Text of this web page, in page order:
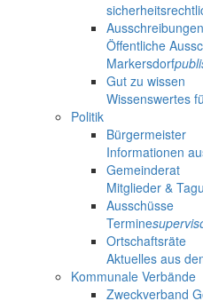
Ausschreibungen
Öffentliche
Markersdorf
Gut zu wissen
Wissenswertes
Politik
Bürgermeister
Informationen
Gemeinderat
Mitglieder &
Ausschüsse
Termine
Ortschaftsräte
Aktuelles aus
Kommunale Verbände
Zweckverband